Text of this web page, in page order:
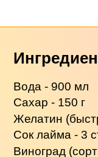
Вода - 900 мл
Сахар - 150 г
Желатин
Сок лайма - 3
Виноград